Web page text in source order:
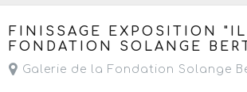
Le jeudi 22 mai 2025 de 18h30 à 22h
FINISSAGE EXPOSITION
FONDATION SOLANGE
Galerie de la Fondation Solange